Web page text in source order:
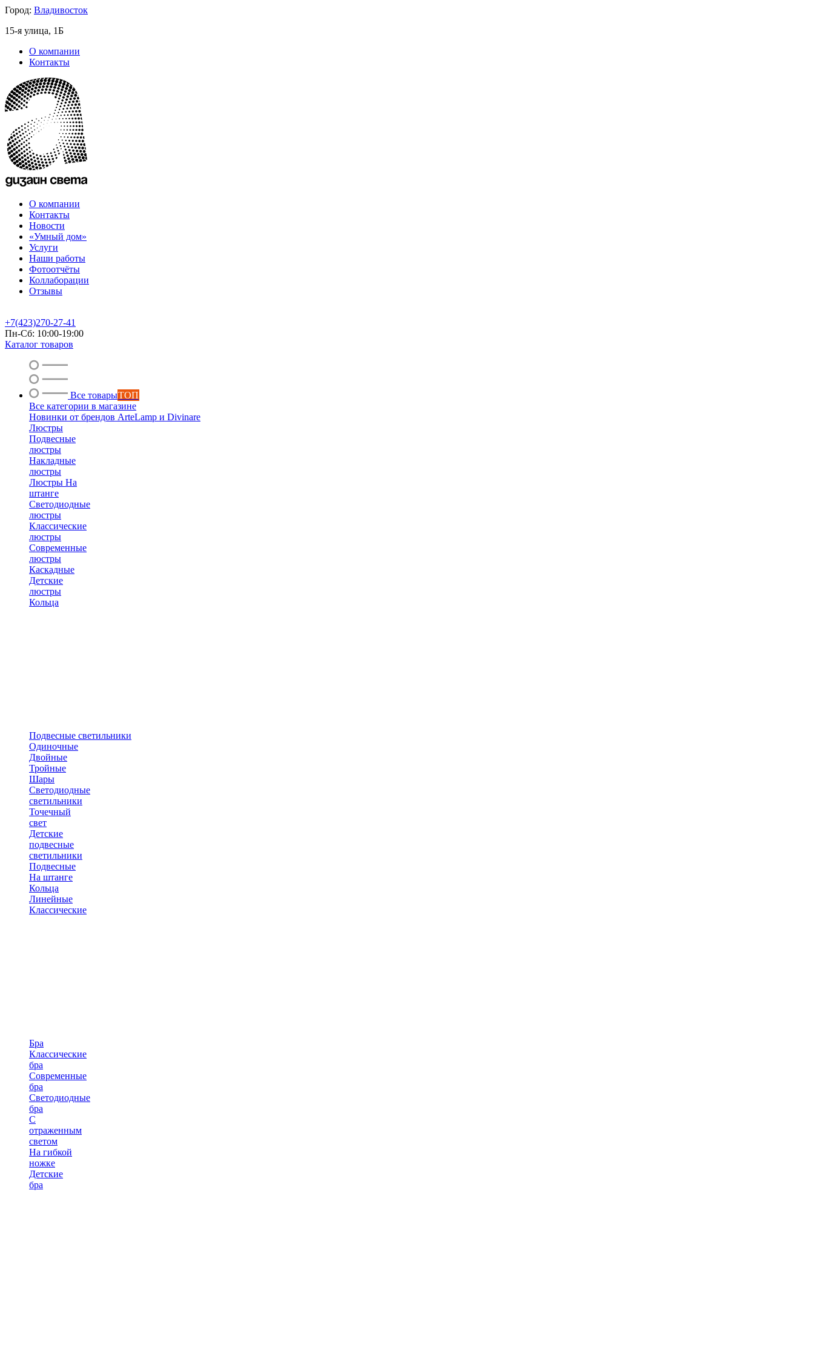
Город: Владивосток
15-я улица, 1Б
О компании
Контакты
О компании
Контакты
Новости
«Умный дом»
Услуги
Наши работы
Фотоотчёты
Коллаборации
Отзывы
+7(423)270-27-41
Пн-Сб: 10:00-19:00
Каталог товаров
Все товарыТОП
Все категории в магазине
Новинки от брендов ArteLamp и Divinare
Люстры
Подвесные
люстры
Накладные
люстры
Люстры На
штанге
Светодиодные
люстры
Классические
люстры
Современные
люстры
Каскадные
Детские
люстры
Кольца
Подвесные светильники
Одиночные
Двойные
Тройные
Шары
Светодиодные
светильники
Точечный
свет
Детские
подвесные
светильники
Подвесные
На штанге
Кольца
Линейные
Классические
Бра
Классические
бра
Современные
бра
Светодиодные
бра
С
отраженным
светом
На гибкой
ножке
Детские
бра